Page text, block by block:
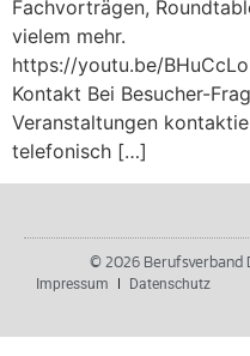
Fachvorträgen,
vielem mehr.
https://youtu.be/
Kontakt Bei Besucher-
Veranstaltungen
telefonisch […]
© 2026 Berufsverband
Impressum Datenschutz